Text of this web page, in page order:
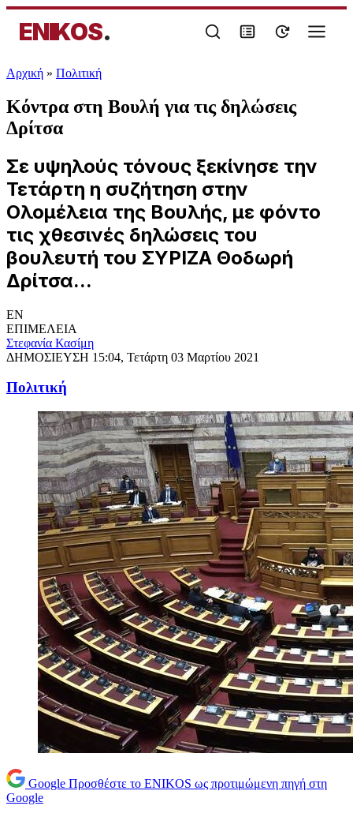
ENIKOS.
Αρχική » Πολιτική
Κόντρα στη Βουλή για τις δηλώσεις
Δρίτσα
Σε υψηλούς τόνους ξεκίνησε την
Τετάρτη η συζήτηση στην
Ολομέλεια της Βουλής, με φόντο
τις χθεσινές δηλώσεις του
βουλευτή του ΣΥΡΙΖΑ Θοδωρή
Δρίτσα...
EN
ΕΠΙΜΕΛΕΙΑ
Στεφανία Κασίμη
ΔΗΜΟΣΙΕΥΣΗ 15:04, Τετάρτη 03 Μαρτίου 2021
Πολιτική
Google Προσθέστε το ENIKOS ως προτιμώμενη πηγή στη
Google